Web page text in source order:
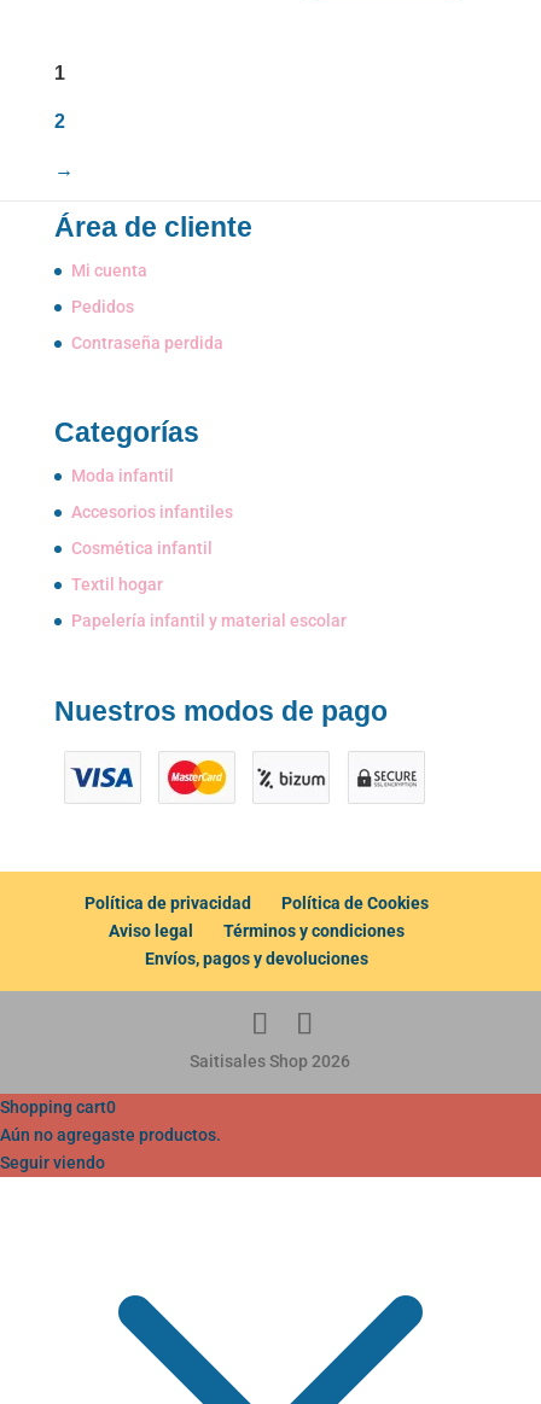
1
2
→
Área de cliente
Mi cuenta
Pedidos
Contraseña perdida
Categorías
Moda infantil
Accesorios infantiles
Cosmética infantil
Textil hogar
Papelería infantil y material escolar
Nuestros modos de pago
Política de privacidad
Política de Cookies
Aviso legal
Términos y condiciones
Envíos, pagos y devoluciones
Saitisales Shop 2026
Shopping cart0
Aún no agregaste productos.
Seguir viendo